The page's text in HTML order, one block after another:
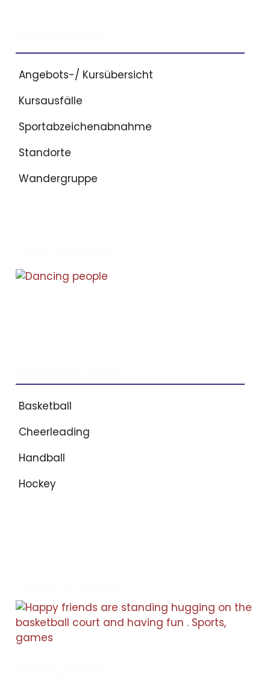
Angebots-/ Kursübersicht
Kursausfälle
Sportabzeichenabnahme
Standorte
Wandergruppe
Basketball
Cheerleading
Handball
Hockey